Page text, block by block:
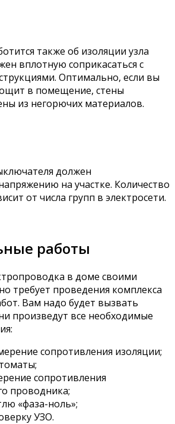
также об изоляции узла
вплотную соприкасаться с
Оптимально, если вы
в помещение, стены
из негорючих материалов.
должен
на участке. Количество
от числа групп в электросети.
работы
в доме своими
требует проведения комплекса
Вам надо будет вызвать
произведут все необходимые
сопротивления изоляции;
сопротивления
проводника;
«фаза-ноль»;
УЗО.